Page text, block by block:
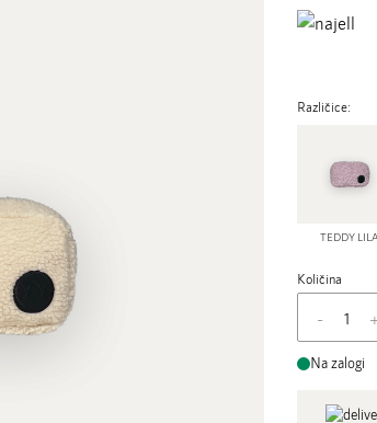
Različice:
TEDDY LILA
Količina
-
Na zalogi